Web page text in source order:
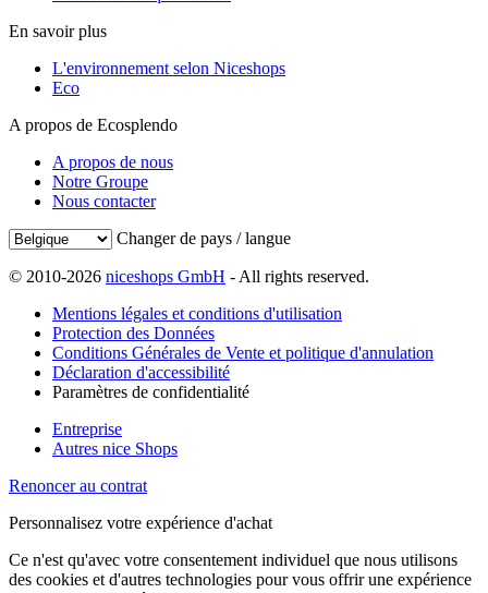
En savoir plus
L'environnement selon Niceshops
Eco
A propos de Ecosplendo
A propos de nous
Notre Groupe
Nous contacter
Changer de pays / langue
© 2010-2026 niceshops GmbH - All rights reserved.
Mentions légales et conditions d'utilisation
Protection des Données
Conditions Générales de Vente et politique d'annulation
Déclaration d'accessibilité
Paramètres de confidentialité
Entreprise
Autres nice Shops
Renoncer au contrat
Personnalisez votre expérience d'achat
Ce n'est qu'avec votre consentement individuel que nous utilisons
des cookies et d'autres technologies pour vous offrir une expérience